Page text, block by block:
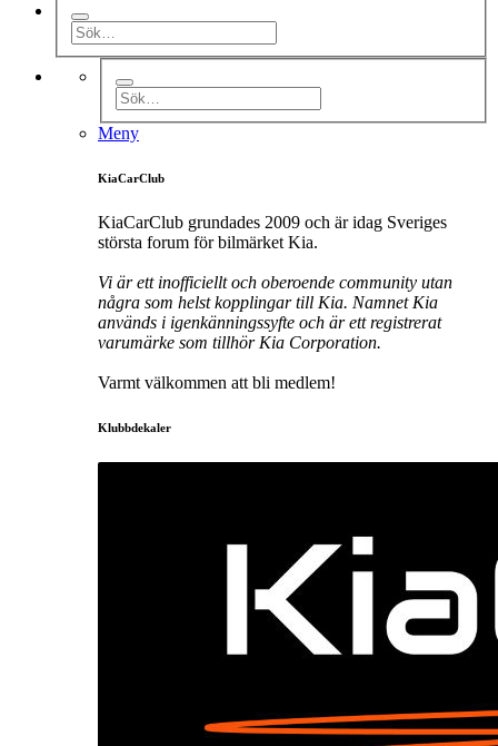
Meny
KiaCarClub
KiaCarClub grundades 2009 och är idag Sveriges
största forum för bilmärket Kia.
Vi är ett inofficiellt och oberoende community utan
några som helst kopplingar till Kia. Namnet Kia
används i igenkänningssyfte och är ett registrerat
varumärke som tillhör Kia Corporation.
Varmt välkommen att bli medlem!
Klubbdekaler